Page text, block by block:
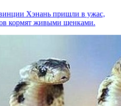
Хэнань пришли в ужас,
кормят живыми щенками.